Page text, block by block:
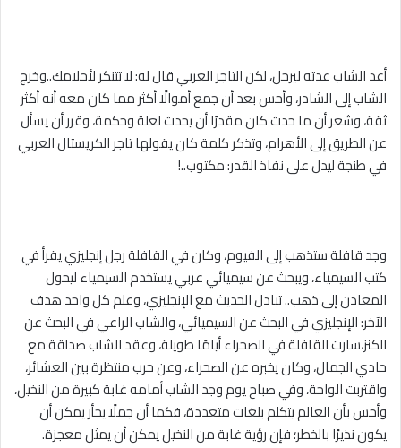
أعد الشاب عدته ليرحل، لكن التاجر العربي قال له: لا تتنكر لأحلامك..وخرج
الشاب إلى الشادر، وأحس بعد أن جمع أموالًا أكثر مما كان معه أنه أكثر
ثقة، وشعر أن ما حدث كان مقدرًا أن يحدث لعلة وحكمة، وقرر أن يسأل
عن الطريق إلى الأهرام، وتذكر كلمة كان يقولها تاجر الكريستال العربي
في طنجة ليدل على نفاذ القدر: مكتوب..!
وجد قافلة ستذهب إلى الفيوم، وكان في القافلة رجل إنجليزي يقرأ في
كتب السيمياء، ويبحث عن سيميائي عربي يستخدم السيمياءليحول
المعادن إلى ذهب.. تبادل الحديث مع الإنجليزي، وعلم كل واحد هدف
الآخر: الإنجليزي في البحث عن السيميائي، والشاب الراعي في البحث عن
الكنز،سارت القافلة في الصحراء أيامًا طويلة، وعقد الشاب صداقة مع
حادي الجمال، وكان يخبره عن الصحراء، وعن حرب منتظرة بين العشائر،
واقتربت الواحة، وفي صباح يوم وجد الشاب أمامه غابة كبيرة من النخيل،
وأحس بأن العالم يتكلم بلغات متعددة، فكما أن جملًا يجأر يمكن أن
يكون نذيرًا بالخطر؛ فإن رؤية غابة من النخيل يمكن أن يمثل معجزة.